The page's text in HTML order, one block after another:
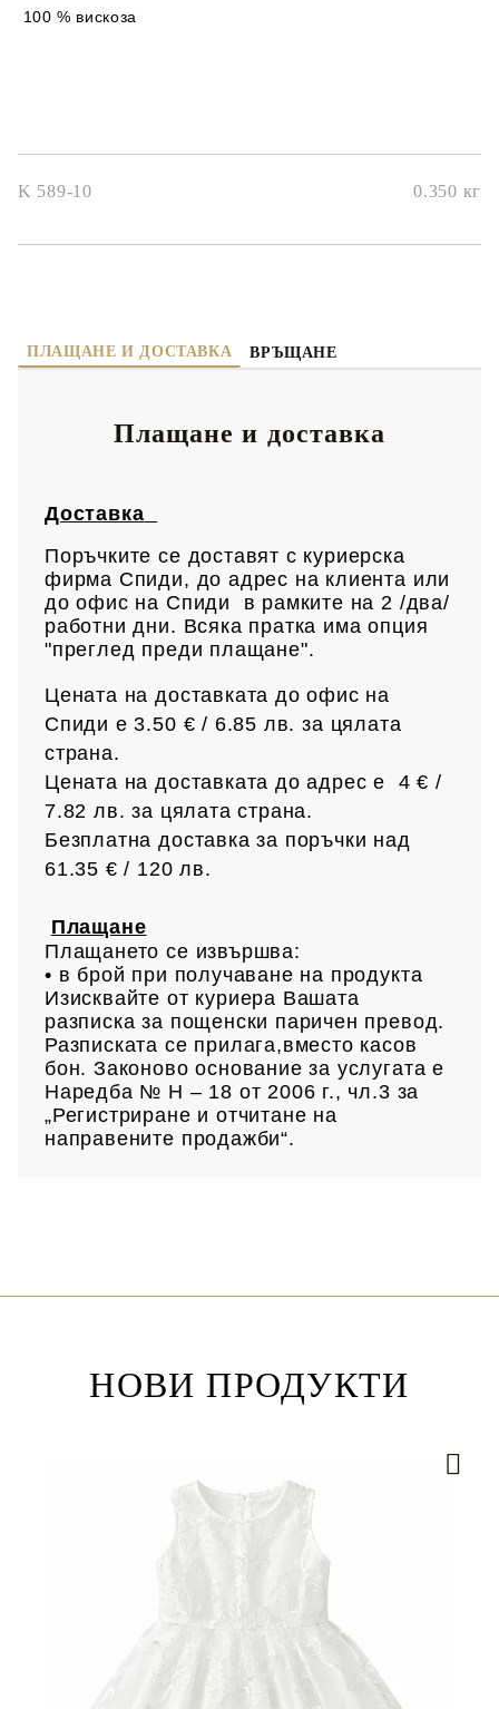
100 % вискоза
K 589-10 0.350 кг
ПЛАЩАНЕ И ДОСТАВКА ВРЪЩАНЕ
Плащане и доставка
Доставка
Поръчките се доставят с куриерска
фирма Спиди, до адрес на клиента или
до офис на Спиди в рамките на 2 /два/
работни дни. Всяка пратка има опция
"преглед преди плащане".
Цената на доставката до офис на
Спиди е 3.50 € / 6.85 лв.за цялата
страна.
Цената на доставката до адрес е 4 € /
7.82 лв.за цялата страна.
Безплатна доставка за поръчки над
61.35 € / 120 лв.
Плащане
Плащането се извършва:
• в брой при получаване на продукта
Изисквайте от куриера Вашата
разписка за пощенски паричен превод.
Разписката се прилага,вместо касов
бон. Законово основание за услугата е
Наредба № Н – 18 от 2006 г., чл.3 за
„Регистриране и отчитане на
направените продажби“.
НОВИ ПРОДУКТИ